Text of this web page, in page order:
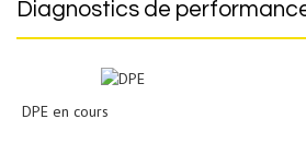
diagnostics de
DPE en cours